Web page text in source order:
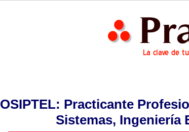
OSIPTEL: Practicante
Sistemas, Ingeniería